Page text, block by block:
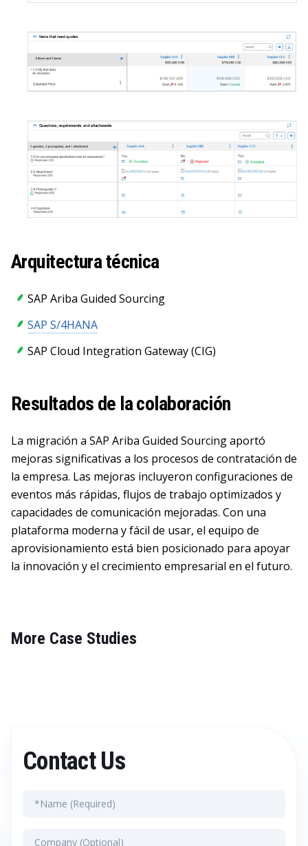
Arquitectura técnica
SAP Ariba Guided Sourcing
SAP S/4HANA
SAP Cloud Integration Gateway (CIG)
Resultados de la colaboración
La migración a SAP Ariba Guided Sourcing aportó
mejoras significativas a los procesos de contratación de
la empresa. Las mejoras incluyeron configuraciones de
eventos más rápidas, flujos de trabajo optimizados y
capacidades de comunicación mejoradas. Con una
plataforma moderna y fácil de usar, el equipo de
aprovisionamiento está bien posicionado para apoyar
la innovación y el crecimiento empresarial en el futuro.
More Case Studies
Contact Us